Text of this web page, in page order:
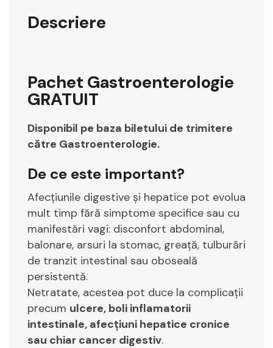
Descriere
Pachet Gastroenterologie
GRATUIT
Disponibil pe baza biletului de trimitere
către Gastroenterologie.
De ce este important?
Afecțiunile digestive și hepatice pot evolua
mult timp fără simptome specifice sau cu
manifestări vagi: disconfort abdominal,
balonare, arsuri la stomac, greață, tulburări
de tranzit intestinal sau oboseală
persistentă.
Netratate, acestea pot duce la complicații
precum ulcere, boli inflamatorii
intestinale, afecțiuni hepatice cronice
sau chiar cancer digestiv.